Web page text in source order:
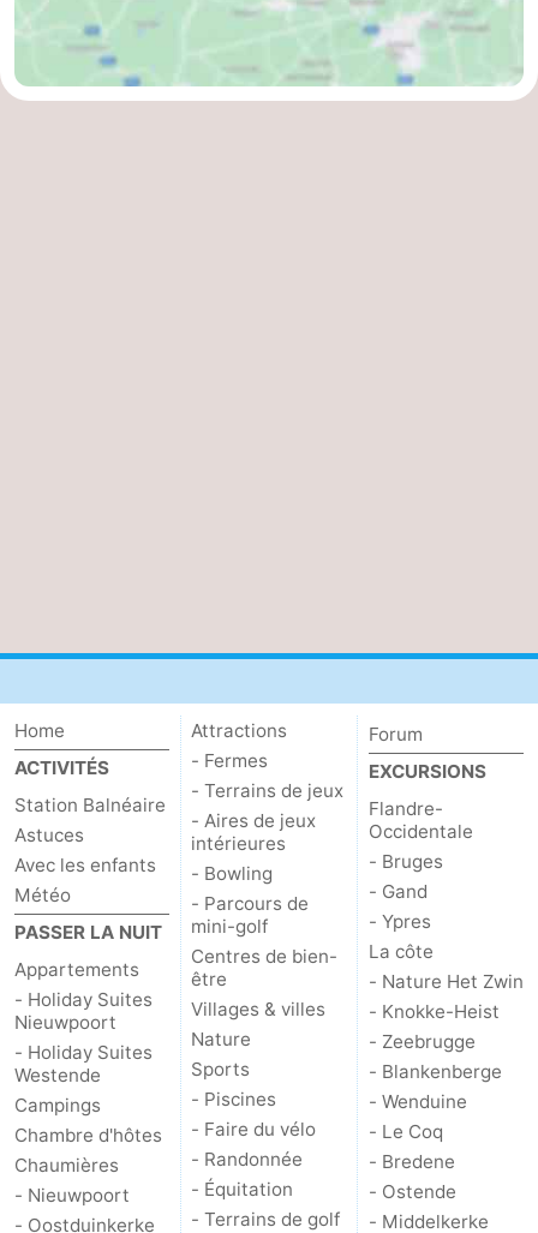
Panne
Nature
Westhoek
Météo
Contact
Home
ACTIVITÉS
Station Balnéaire
Astuces
Avec les enfants
Météo
PASSER LA NUIT
Appartements
- Holiday Suites
Nieuwpoort
- Holiday Suites
Westende
Campings
Chambre d'hôtes
Chaumières
- Nieuwpoort
- Oostduinkerke
Attractions
- Fermes
- Terrains de jeux
- Aires de jeux
intérieures
- Bowling
- Parcours de
mini-golf
Centres de bien-
être
Villages & villes
Nature
Sports
- Piscines
- Faire du vélo
- Randonnée
- Équitation
- Terrains de golf
Forum
EXCURSIONS
Flandre-
Occidentale
- Bruges
- Gand
- Ypres
La côte
- Nature Het Zwin
- Knokke-Heist
- Zeebrugge
- Blankenberge
- Wenduine
- Le Coq
- Bredene
- Ostende
- Middelkerke